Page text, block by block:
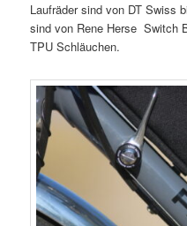
Laufräder sind von DT Swiss
sind von Rene Herse Switch
TPU Schläuchen.